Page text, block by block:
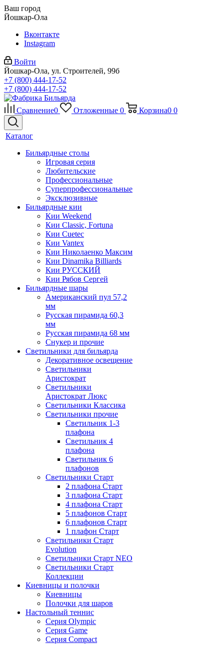
Ваш город
Йошкар-Ола
Вконтакте
Instagram
Войти
Йошкар-Ола, ул. Строителей, 99б
+7 (800) 444-17-52
+7 (800) 444-17-52
Сравнение0 Отложенные 0 Корзина0 0
Каталог
Бильярдные столы
Игровая серия
Любительские
Профессиональные
Суперпрофессиональные
Эксклюзивные
Бильярдные кии
Кии Weekend
Кии Classic, Fortuna
Кии Cuetec
Кии Vantex
Кии Николаенко Максим
Кии Dinamika Billiards
Кии РУССКИЙ
Кии Рябов Сергей
Бильярдные шары
Американский пул 57,2
мм
Русская пирамида 60,3
мм
Русская пирамида 68 мм
Снукер и прочие
Светильники для бильярда
Декоративное освещение
Светильники
Аристократ
Светильники
Аристократ Люкс
Светильники Классика
Светильники прочие
Светильник 1-3
плафона
Светильник 4
плафона
Светильник 6
плафонов
Светильники Старт
2 плафона Старт
3 плафона Старт
4 плафона Старт
5 плафонов Старт
6 плафонов Старт
1 плафон Старт
Светильники Старт
Evolution
Светильники Старт NEO
Светильники Старт
Коллекции
Киевницы и полочки
Киевницы
Полочки для шаров
Настольный теннис
Серия Olympic
Серия Game
Серия Compact